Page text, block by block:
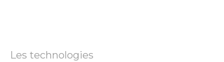
Les technologies